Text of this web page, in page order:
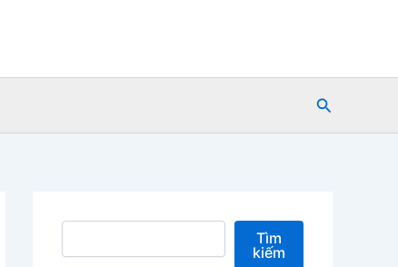
Tìm
Tìm kiếm
Tìm
kiếm